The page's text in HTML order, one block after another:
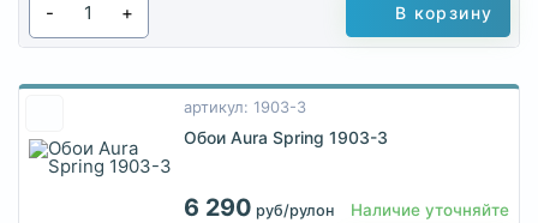
- + В корзину
артикул: 1903-3
Обои Aura Spring 1903-3
6 290 руб/рулон Наличие уточняйте